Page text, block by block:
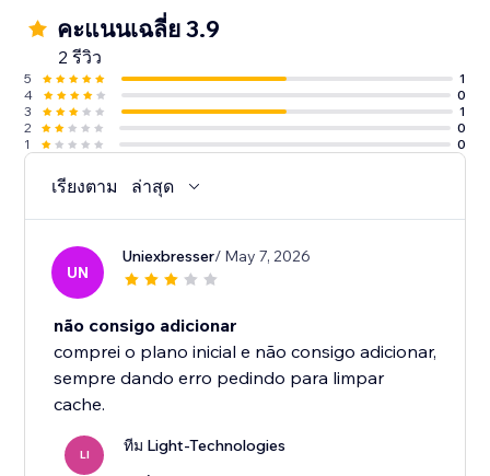
คะแนนเฉลี่ย 3.9
2 รีวิว
5
1
4
0
3
1
2
0
1
0
เรียงตาม ล่าสุด
UN
Uniexbresser/ May 7, 2026
não consigo adicionar
comprei o plano inicial e não consigo adicionar,
sempre dando erro pedindo para limpar
cache.
LI ทีม Light-Technologies